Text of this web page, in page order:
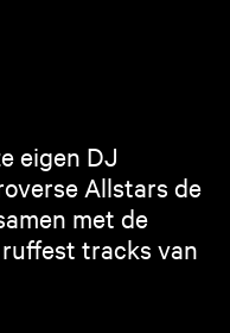
eigen DJ
Allstars de
met de
tracks van